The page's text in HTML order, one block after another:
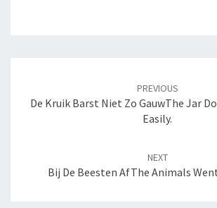
PREVIOUS
De Kruik Barst Niet Zo GauwThe Jar
Easily.
NEXT
Bij De Beesten AfThe Animals